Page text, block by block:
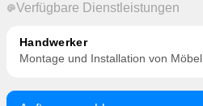
Verfügbare Dienstleistungen
Handwerker
Montage und Installation von Möbel